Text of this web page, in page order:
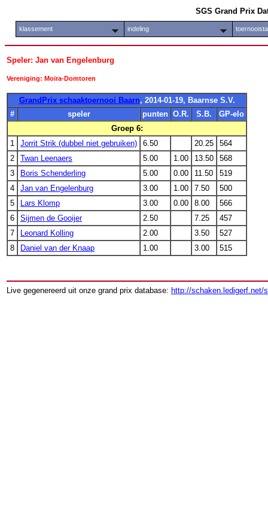
SGS Grand Prix
klassement indeling
Speler: Jan van Engelenburg
Vereniging: Moira-Domtoren
GrandPrix schaaktoernooi Baarn, 2014-01-19, Baarnse S.V.
#
speler punten O.R. S.B.
GP-elo
Groep 6:
1
Jorrit Strik (dubbel niet gebruiken) 6.50 20.25
564
2
Twan Leenaers 5.00 1.00 13.50
568
3
Boris Schenderling 5.00 0.00 11.50
519
4
Jan van Engelenburg 3.00 1.00 7.50
500
5
Lars Klomp 3.00 0.00 8.00
566
6
Sijmen de Gooijer 2.50 7.25
457
7
Leonard Kolling 2.00 3.50
527
8
Daniel van der Knaap 1.00 3.00 515
Live gegenereerd uit onze grand prix database: http://schaken.ledigerf.net/